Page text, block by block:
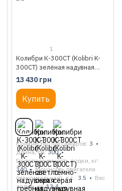
1
Колибри К-300СТ (Kolibri K-
300CT) зелёная надувная
гребная лодка, без настила
13 430 грн
Купить
Количество пассажиров 3
Длина, см 300
Грузоподъемность лодки, кг
340
Мощность двигателя
(максимальная), л.с. 3.5
Вес
лодки, кг 13.4